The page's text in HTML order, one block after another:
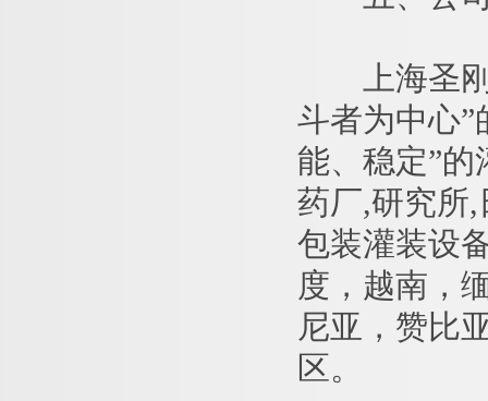
上海圣刚
斗者为中心”
能、稳定”
药厂,研究所
包装灌装设
度，越南，
尼亚，赞比
区。